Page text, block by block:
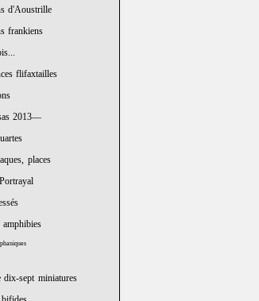
d'Aoustrille
frankiens
flifaxtailles
2013—
places
amphibies
dix-sept miniatures